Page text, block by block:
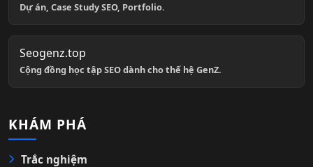
Dự án, Case Study SEO, Portfolio.
Seogenz.top
Cộng đồng học tập SEO dành cho thế hệ GenZ.
KHÁM PHÁ
Trắc nghiệm